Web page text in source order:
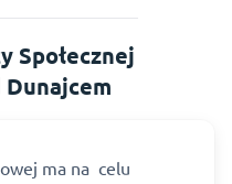
Społecznej
Dunajcem
ma na celu